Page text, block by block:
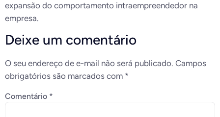
expansão do comportamento intraempreendedor na
empresa.
Deixe um comentário
O seu endereço de e-mail não será publicado. Campos
obrigatórios são marcados com *
Comentário *